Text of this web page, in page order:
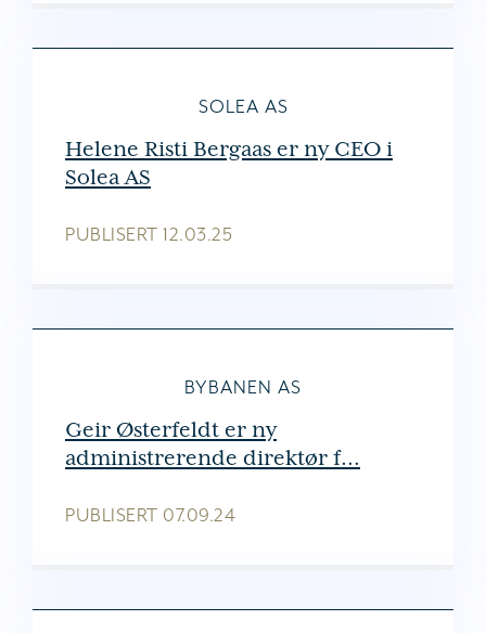
SOLEA AS
Helene Risti Bergaas er ny CEO i
Solea AS
PUBLISERT 12.03.25
BYBANEN AS
Geir Østerfeldt er ny
administrerende direktør f…
PUBLISERT 07.09.24